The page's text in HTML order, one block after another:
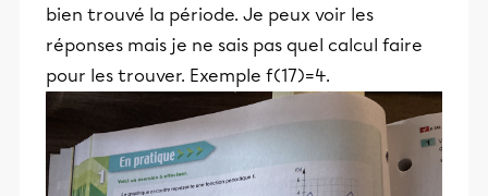
bien trouvé la période. Je peux voir les
réponses mais je ne sais pas quel calcul faire
pour les trouver. Exemple f(17)=4.